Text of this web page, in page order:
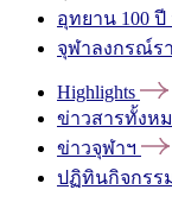
อุทยาน 100 ปี
จุฬาลงกรณ์ร
Highlights
ข่าวสารทั้งห
ข่าวจุฬาฯ
ปฏิทินกิจกรร